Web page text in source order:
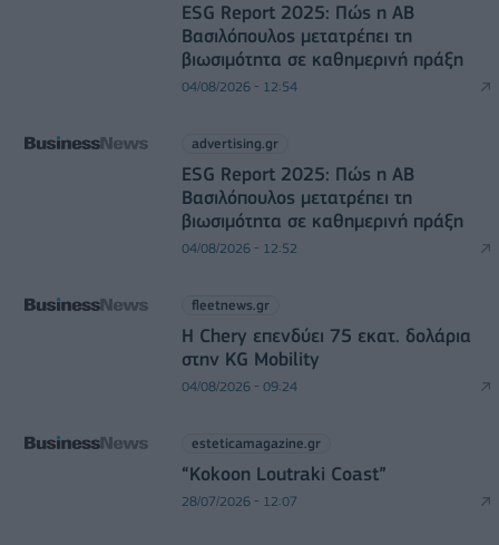
ESG Report 2025: Πώς η ΑΒ
Βασιλόπουλος μετατρέπει τη
βιωσιμότητα σε καθημερινή πράξη
04/08/2026 - 12:54
advertising.gr
ESG Report 2025: Πώς η ΑΒ
Βασιλόπουλος μετατρέπει τη
βιωσιμότητα σε καθημερινή πράξη
04/08/2026 - 12:52
fleetnews.gr
Η Chery επενδύει 75 εκατ. δολάρια
στην KG Mobility
04/08/2026 - 09:24
esteticamagazine.gr
“Kokoon Loutraki Coast”
28/07/2026 - 12:07